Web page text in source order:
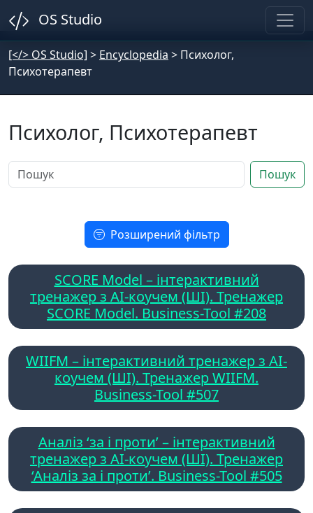
OS Studio
[</> OS Studio] > Encyclopedia > Психолог,
Психотерапевт
Психолог, Психотерапевт
Пошук
Розширений фільтр
SCORE Model – інтерактивний
тренажер з AI-коучем (ШІ). Тренажер
SCORE Model. Business-Tool #208
WIIFM – інтерактивний тренажер з AI-
коучем (ШІ). Тренажер WIIFM.
Business-Tool #507
Аналіз ‘за і проти’ – інтерактивний
тренажер з AI-коучем (ШІ). Тренажер
‘Аналіз за і проти’. Business-Tool #505